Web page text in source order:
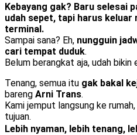
Kebayang gak? Baru selesai
udah sepet, tapi harus keluar
terminal.
Sampai sana? Eh, nungguin
cari tempat duduk.
Belum berangkat aja, udah bikin
Tenang, semua itu gak bakal
bareng Arni Trans.
Kami jemput langsung ke
tujuan.
Lebih nyaman, lebih tenang,